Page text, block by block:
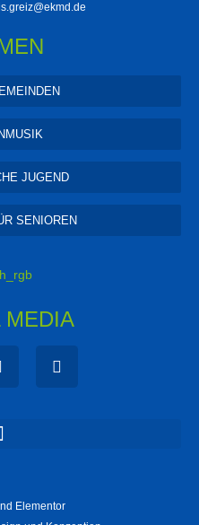
JUGEND
SENIOREN
MEDIA
Elementor